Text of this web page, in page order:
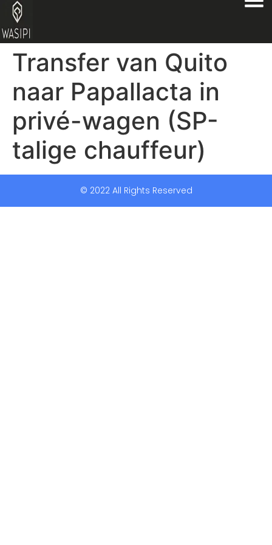
Transfer van Quito
naar Papallacta in
privé-wagen (SP-
talige chauffeur)
© 2022 All Rights Reserved